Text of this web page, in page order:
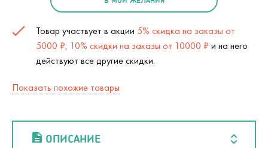
Товар участвует в акции 5% скидка на заказы от
5000 ₽, 10% скидки на заказы от 10000 ₽ и на него
действуют все другие скидки.
Показать похожие товары
ОПИСАНИЕ